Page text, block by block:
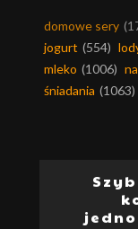
domowe sery
jogurt (554)
mleko (1006)
śniadania (1063)